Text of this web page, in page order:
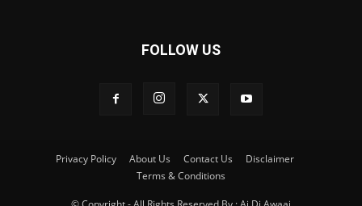
FOLLOW US
Privacy Policy About Us Contact Us
Disclaimer
Terms & Conditions